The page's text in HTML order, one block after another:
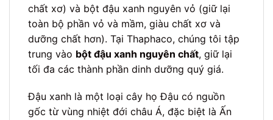
chất xơ) và bột đậu xanh nguyên vỏ (giữ lại
toàn bộ phần vỏ và mầm, giàu chất xơ và
dưỡng chất hơn). Tại Thaphaco, chúng tôi tập
trung vào bột đậu xanh nguyên chất, giữ lại
tối đa các thành phần dinh dưỡng quý giá.
Đậu xanh là một loại cây họ Đậu có nguồn
gốc từ vùng nhiệt đới châu Á, đặc biệt là Ấn